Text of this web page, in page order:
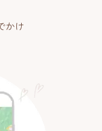
かけ